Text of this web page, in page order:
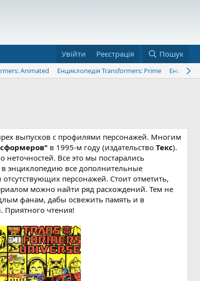
Увійти Реєстрація Пошук
Animated Енциклопедія Transformers: Prime
выпусков с профилями персонажей. Многим
в 1995-м году (издательствоТекс).
Все это мы постарались
энциклопедию все дополнительные
персонажей. Стоит отметить,
можно найти ряд расхождений. Тем не
фанам, дабы освежить память и в
Приятного чтения!